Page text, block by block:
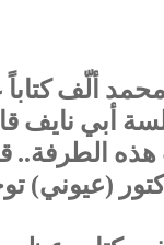
‏ألّف
أبي نايف
هذه
(عيوني)